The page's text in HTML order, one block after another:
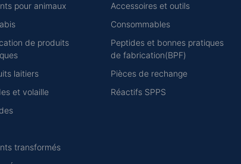
pour animaux
de produits
laitiers
et volaille
transformés
Accessoires et outils
Consommables
Peptides et bonnes pratiques
de fabrication(BPF)
Pièces de rechange
Réactifs SPPS